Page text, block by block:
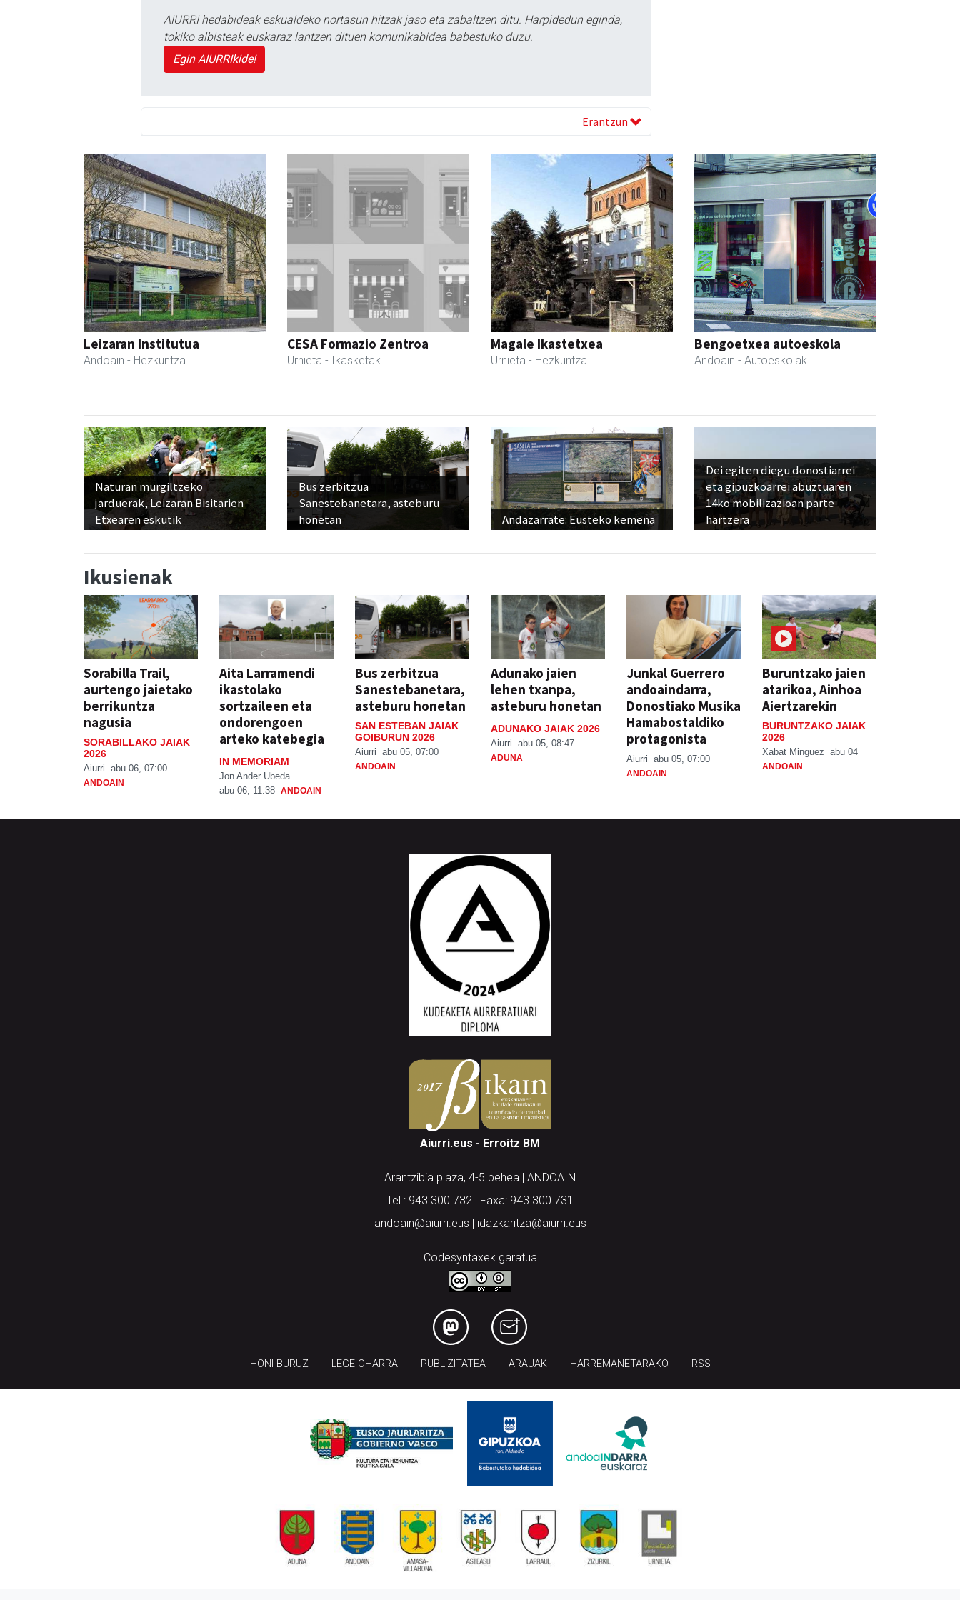
AIURRI hedabideak eskualdeko nortasun hitzak jaso eta zabaltzen ditu. Harpidedun eginda,
tokiko albisteak euskaraz lantzen dituen komunikabidea babestuko duzu.
Egin AIURRIkide!
Erantzun
Leizaran Institutua
Andoain - Hezkuntza
CESA Formazio Zentroa
Urnieta - Ikasketak
Magale Ikastetxea
Urnieta - Hezkuntza
Bengoetxea autoeskola
Andoain - Autoeskolak
Naturan murgiltzeko
jarduerak, Leizaran Bisitarien
Etxearen eskutik
Bus zerbitzua
Sanestebanetara, asteburu
honetan
Andazarrate: Eusteko kemena
Dei egiten diegu donostiarrei
eta gipuzkoarrei abuztuaren
14ko mobilizazioan parte
hartzera
Ikusienak
Sorabilla Trail,
aurtengo jaietako
berrikuntza
nagusia
SORABILLAKO JAIAK
2026
Aiurri abu 06, 07:00
ANDOAIN
Aita Larramendi
ikastolako
sortzaileen eta
ondorengoen
arteko katebegia
IN MEMORIAM
Jon Ander Ubeda
abu 06, 11:38 ANDOAIN
Bus zerbitzua
Sanestebanetara,
asteburu honetan
SAN ESTEBAN JAIAK
GOIBURUN 2026
Aiurri abu 05, 07:00
ANDOAIN
Adunako jaien
lehen txanpa,
asteburu honetan
ADUNAKO JAIAK 2026
Aiurri abu 05, 08:47
ADUNA
Junkal Guerrero
andoaindarra,
Donostiako Musika
Hamabostaldiko
protagonista
Aiurri abu 05, 07:00
ANDOAIN
Buruntzako jaien
atarikoa, Ainhoa
Aiertzarekin
BURUNTZAKO JAIAK
2026
Xabat Minguez abu 04
ANDOAIN
Aiurri.eus - Erroitz BM
Arantzibia plaza, 4-5 behea | ANDOAIN
Tel.: 943 300 732 | Faxa: 943 300 731
andoain@aiurri.eus | idazkaritza@aiurri.eus
Codesyntaxek garatua
HONI BURUZ LEGE OHARRA PUBLIZITATEA ARAUAK HARREMANETARAKO RSS